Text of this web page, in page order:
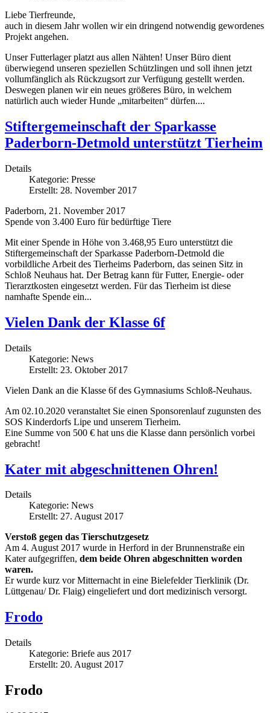
Liebe Tierfreunde,
auch in diesem Jahr wollen wir ein dringend notwendig gewordenes
Projekt angehen.
Unser Futterlager platzt aus allen Nähten! Unser Büro dient
überwiegend unseren speziellen Schützlingen und soll ihnen jetzt
vollumfänglich als Rückzugsort zur Verfügung gestellt werden.
Deswegen planen wir ein neues größeres Büro, in welchem
natürlich auch wieder Hunde „mitarbeiten“ dürfen....
Stiftergemeinschaft der Sparkasse
Paderborn-Detmold unterstützt Tierheim
Details
Kategorie: Presse
Erstellt: 28. November 2017
Paderborn, 21. November 2017
Spende von 3.400 Euro für bedürftige Tiere
Mit einer Spende in Höhe von 3.468,95 Euro unterstützt die
Stiftergemeinschaft der Sparkasse Paderborn-Detmold die
vorbildliche Arbeit des Tierheims Paderborn, das seinen Sitz in
Schloß Neuhaus hat. Der Betrag kann für Futter, Energie- oder
Tierarztkosten eingesetzt werden. Für das Tierheim ist diese
namhafte Spende ein...
Vielen Dank der Klasse 6f
Details
Kategorie: News
Erstellt: 23. Oktober 2017
Vielen Dank an die Klasse 6f des Gymnasiums Schloß-Neuhaus.
Am 02.10.2020 veranstaltet Sie einen Sponsorenlauf zugunsten des
SOS Kinderdorfs Lipe und unserem Tierheim.
Eine Summe von 500 € hat uns die Klasse dann persönlich vorbei
gebracht!
Kater mit abgeschnittenen Ohren!
Details
Kategorie: News
Erstellt: 27. August 2017
Verstoß gegen das Tierschutzgesetz
Am 4. August 2017 wurde in Herford in der Brunnenstraße ein
Kater aufgegriffen, dem beide Ohren abgeschnitten worden
waren.
Er wurde kurz vor Mitternacht in eine Bielefelder Tierklinik (Dr.
Lüttgenau/ Dr. Flaig) eingeliefert und dort medizinisch versorgt.
Frodo
Details
Kategorie: Briefe aus 2017
Erstellt: 20. August 2017
Frodo